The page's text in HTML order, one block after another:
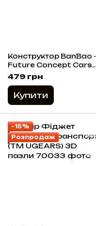
Конструктор BanBao -
Future Concept Cars
(309 елм.) Сталкер
479 грн
Купити
−15%
Розпродаж